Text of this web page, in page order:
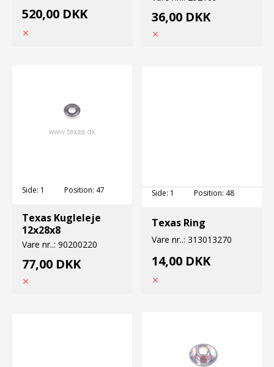
520,00 DKK 36,00 DKK
Side: 1 Position: 47
Texas Kugleleje
12x28x8
Vare nr..: 90200220
77,00 DKK
Side: 1 Position: 48
Texas Ring
Vare nr..: 313013270
14,00 DKK